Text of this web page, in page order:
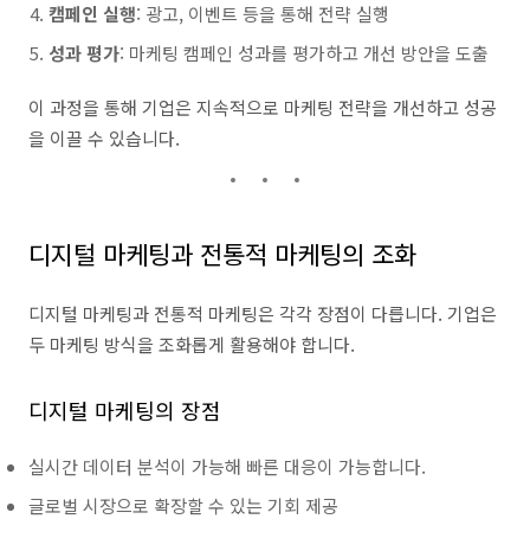
캠페인 실행: 광고, 이벤트 등을 통해 전략 실행
성과 평가: 마케팅 캠페인 성과를 평가하고 개선 방안을 도출
이 과정을 통해 기업은 지속적으로 마케팅 전략을 개선하고 성공
을 이끌 수 있습니다.
디지털 마케팅과 전통적 마케팅의 조화
디지털 마케팅과 전통적 마케팅은 각각 장점이 다릅니다. 기업은
두 마케팅 방식을 조화롭게 활용해야 합니다.
디지털 마케팅의 장점
실시간 데이터 분석이 가능해 빠른 대응이 가능합니다.
글로벌 시장으로 확장할 수 있는 기회 제공